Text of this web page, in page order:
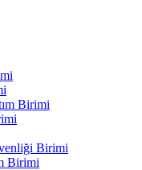
Birimi
Birimi
Birimi